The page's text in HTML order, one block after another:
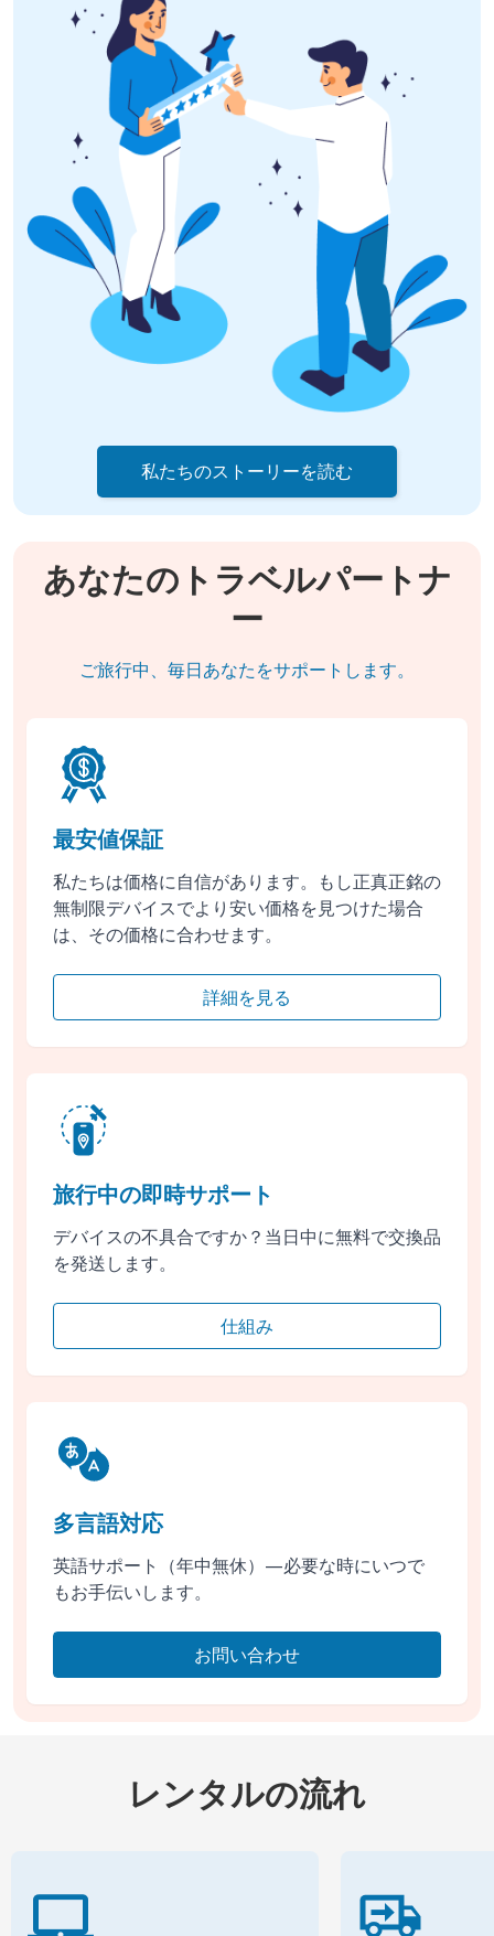
私たちのストーリーを読む
あなたのトラベルパートナ
ー
ご旅行中、毎日あなたをサポートします。
最安値保証
私たちは価格に自信があります。もし正真正銘の
無制限デバイスでより安い価格を見つけた場合
は、その価格に合わせます。
詳細を見る
旅行中の即時サポート
デバイスの不具合ですか？当日中に無料で交換品
を発送します。
仕組み
多言語対応
英語サポート（年中無休）—必要な時にいつで
もお手伝いします。
お問い合わせ
レンタルの流れ